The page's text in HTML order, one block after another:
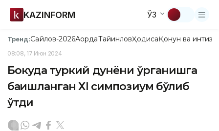
KAZINFORM ЎЗ
Тренд:Сайлов-2026АқордаТайинловҲодисаҚонун ва
08:08, 17 Июн 2024
Бокуда туркий дунёни ўрганишга
бағишланган ХІ симпозиум бўлиб
ўтди